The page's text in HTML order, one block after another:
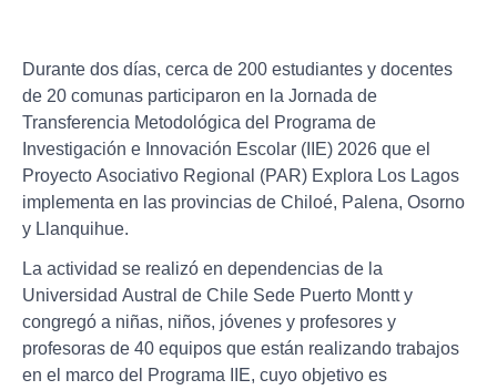
Durante dos días, cerca de 200 estudiantes y docentes
de 20 comunas participaron en la Jornada de
Transferencia Metodológica del Programa de
Investigación e Innovación Escolar (IIE) 2026 que el
Proyecto Asociativo Regional (PAR) Explora Los Lagos
implementa en las provincias de Chiloé, Palena, Osorno
y Llanquihue.
La actividad se realizó en dependencias de la
Universidad Austral de Chile Sede Puerto Montt y
congregó a niñas, niños, jóvenes y profesores y
profesoras de 40 equipos que están realizando trabajos
en el marco del Programa IIE, cuyo objetivo es